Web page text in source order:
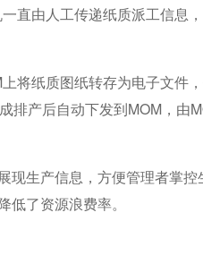
由人工传递纸质派工信息，
纸质图纸转存为电子文件
排产后自动下发到MOM，由
生产信息，方便管理者掌控
了资源浪费率。